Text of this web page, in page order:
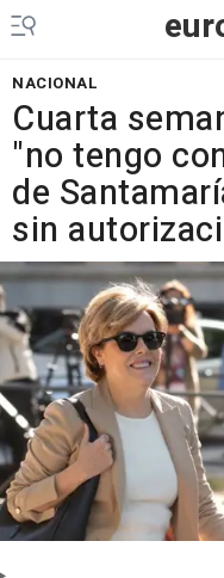
NACIONAL
Cuarta
"no tengo
de
sin